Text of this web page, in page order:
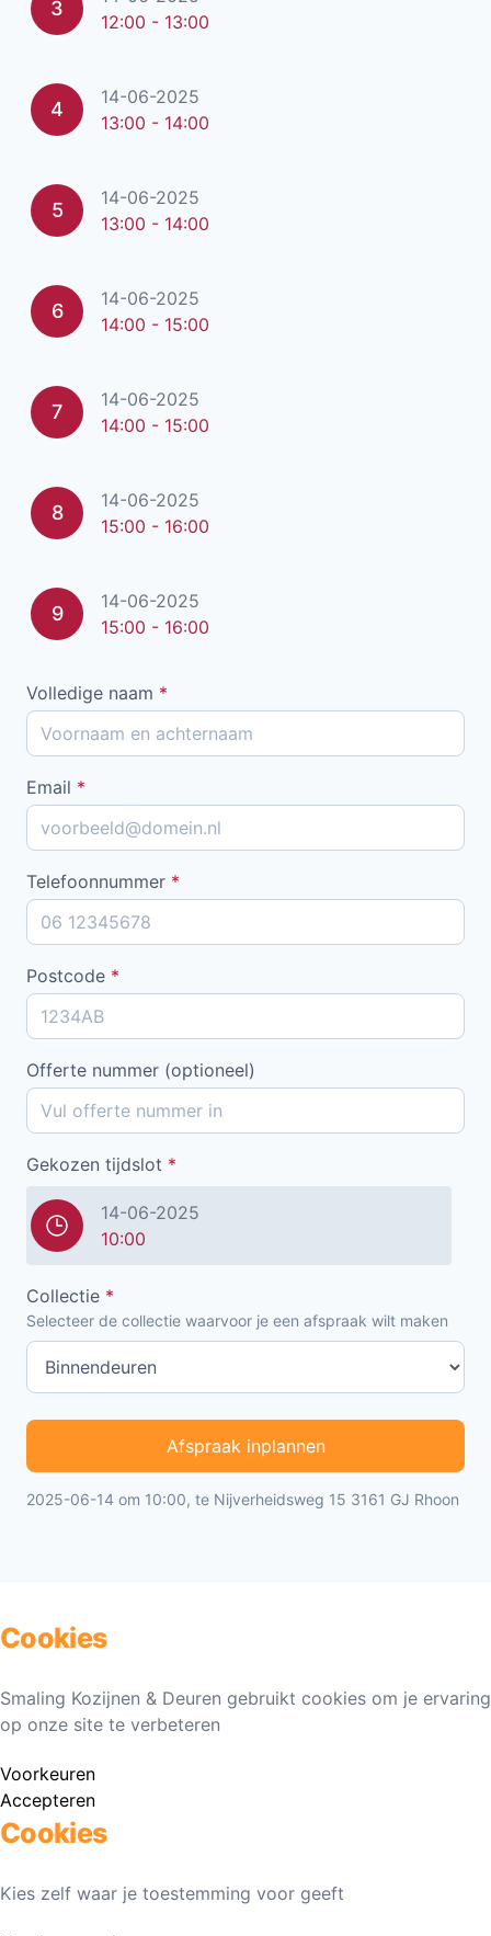
3
12:00 - 13:00
4
14-06-2025
13:00 - 14:00
5
14-06-2025
13:00 - 14:00
6
14-06-2025
14:00 - 15:00
7
14-06-2025
14:00 - 15:00
8
14-06-2025
15:00 - 16:00
9
14-06-2025
15:00 - 16:00
Volledige naam *
Email *
Telefoonnummer *
Postcode *
Offerte nummer (optioneel)
Gekozen tijdslot *
14-06-2025
10:00
Collectie *
Selecteer de collectie waarvoor je een afspraak wilt maken
Afspraak inplannen
2025-06-14 om 10:00, te Nijverheidsweg 15 3161 GJ Rhoon
Cookies
Smaling Kozijnen & Deuren gebruikt cookies om je ervaring
op onze site te verbeteren
Voorkeuren
Accepteren
Cookies
Kies zelf waar je toestemming voor geeft